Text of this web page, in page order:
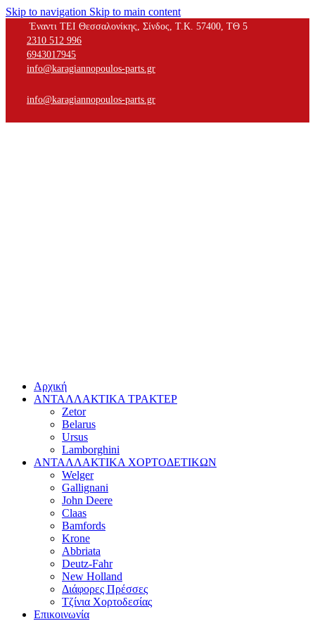
Skip to navigation Skip to main content
Έναντι ΤΕΙ Θεσσαλονίκης, Σίνδος, Τ.Κ. 57400, ΤΘ 5
2310 512 996
6943017945
info@karagiannopoulos-parts.gr
info@karagiannopoulos-parts.gr
Αρχική
ΑΝΤΑΛΛΑΚΤΙΚΑ ΤΡΑΚΤΕΡ
Zetor
Belarus
Ursus
Lamborghini
ΑΝΤΑΛΛΑΚΤΙΚΑ ΧΟΡΤΟΔΕΤΙΚΩΝ
Welger
Gallignani
John Deere
Claas
Bamfords
Krone
Abbriata
Deutz-Fahr
New Holland
Διάφορες Πρέσσες
Τζίνια Χορτοδεσίας
Επικοινωνία